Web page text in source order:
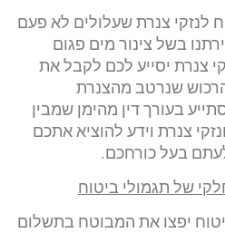
לנזקי צנרת שעלולים לא פעם
בשל צינור מים פגום
צנרת יסייע לכם לקבל את
שנרטב מהצנרת
בעורך דין מהימן שמבין
צנרת וידע להוציא אתכם
בעל כורחכם.
של תגמולי ביטוח
יפצו את המבוטח בתשלום